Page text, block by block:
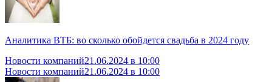
Аналитика ВТБ: во сколько обойдется свадьба в 2024 году
Новости компаний21.06.2024 в 10:00
Новости компаний21.06.2024 в 10:00